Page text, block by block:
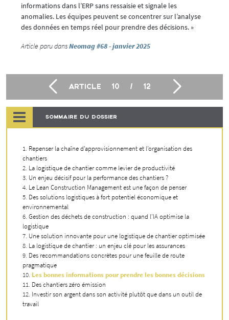
informations dans l’ERP sans ressaisie et signale les
anomalies. Les équipes peuvent se concentrer sur l’analyse
des données en temps réel pour prendre des décisions. »
Article paru dansNeomag #68 - janvier 2025
ARTICLE 10 / 12
SOMMAIRE DU DOSSIER
Repenser la chaîne d’approvisionnement et l’organisation des
chantiers
La logistique de chantier comme levier de productivité
Un enjeu décisif pour la performance des chantiers ?
Le Lean Construction Management est une façon de penser
Des solutions logistiques à fort potentiel économique et
environnemental
Gestion des déchets de construction : quand l’IA optimise la
logistique
Une solution innovante pour une logistique de chantier optimisée
La logistique de chantier : un enjeu clé pour les assurances
Des recommandations concrètes pour une feuille de route
pragmatique
Les bonnes informations pour prendre les bonnes décisions
Des chantiers zéro émission
Investir son argent dans son activité plutôt que dans un outil de
travail